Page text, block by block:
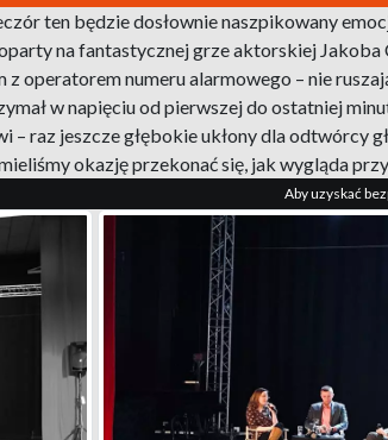
ten będzie dosłownie naszpikowany
na fantastycznej grze aktorskiej
operatorem numeru alarmowego – nie
w napięciu od pierwszej do ostatniej
raz jeszcze głębokie ukłony dla odtwórcy
okazję przekonać się, jak wygląda
Aby uzyskać